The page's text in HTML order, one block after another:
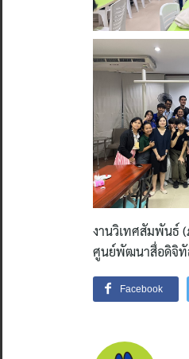
งานวิเทศสัมพันธ์
ศูนย์พัฒนาสื่อดิจิทั
Facebook